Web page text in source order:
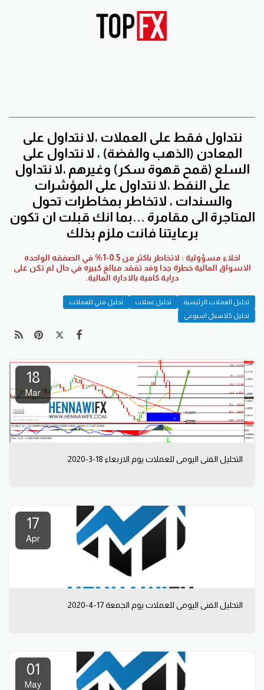
نتداول فقط على العملات ،لا نتداول على
المعادن (الذهب والفضة) ، لا نتداول على
السلع (قمح قهوة سكر) وغيرهم ،لا نتداول
على النفط ،لا نتداول على المؤشرات
والسندات ، لاتخاطر بمخاطرات تحول
المتاجرة الى مقامرة ...بما انك قبلت ان تكون
برعايتنا فانت ملزم بذلك
اخلاء مسؤولية : لاتخاطر باكثر من 0.5-1% في الصفقه الواحده
الاسواق المالية خطرة جدا وقد تفقد مبالغ كبيره في حال لم تكن على
دراية كافية بالادارة المالية.
تحليل العملات الرئيسية تحليل عملات
تحليل فني للعملات
تحليل كلاسيكي اسبوعي
18
Mar
التحليل الفني اليومي للعملات يوم الاربعاء 18-3-2020
17
Apr
التحليل الفني اليومي للعملات يوم الجمعة 17-4-2020
01
May